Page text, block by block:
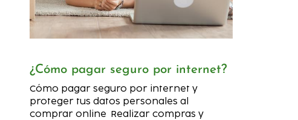
¿Cómo pagar seguro por internet?
Cómo pagar seguro por internet y
proteger tus datos personales al
comprar online Realizar compras y